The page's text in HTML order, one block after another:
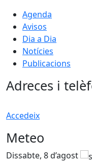
Agenda
Avisos
Dia a Dia
Notícies
Publicacions
Adreces i
Accedeix
Meteo
Dissabte, 8 d’agost